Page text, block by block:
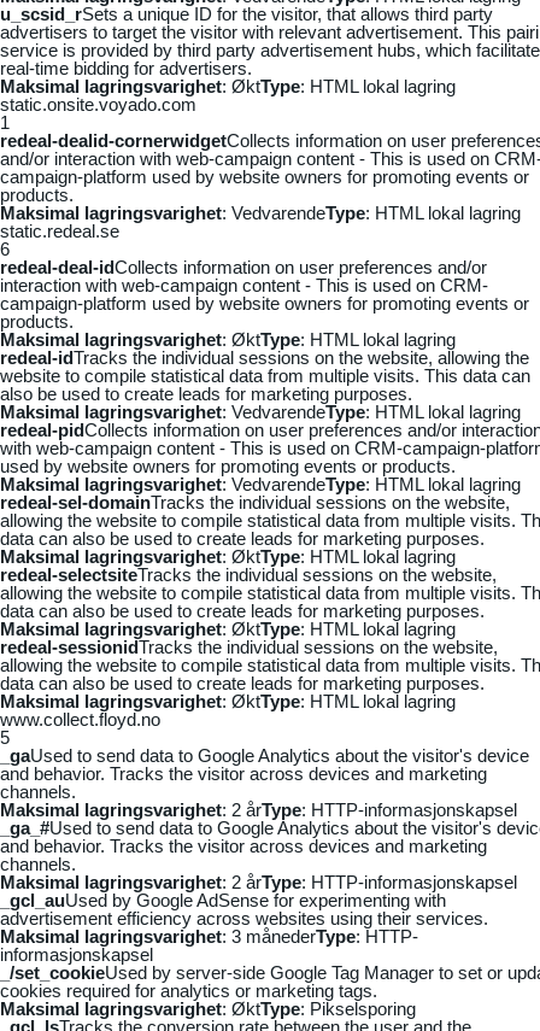
u_scsid_rSets a unique ID for the visitor, that allows third party
advertisers to target the visitor with relevant advertisement. This
service is provided by third party advertisement hubs, which
real-time bidding for advertisers.
Maksimal lagringsvarighet: ØktType: HTML lokal lagring
static.onsite.voyado.com
1
redeal-dealid-cornerwidgetCollects information on user
and/or interaction with web-campaign content - This is used on
campaign-platform used by website owners for promoting events or
products.
Maksimal lagringsvarighet: VedvarendeType: HTML lokal lagring
static.redeal.se
6
redeal-deal-idCollects information on user preferences and/or
interaction with web-campaign content - This is used on CRM-
campaign-platform used by website owners for promoting events or
products.
Maksimal lagringsvarighet: ØktType: HTML lokal lagring
redeal-idTracks the individual sessions on the website, allowing the
website to compile statistical data from multiple visits. This data can
also be used to create leads for marketing purposes.
Maksimal lagringsvarighet: VedvarendeType: HTML lokal lagring
redeal-pidCollects information on user preferences and/or
with web-campaign content - This is used on CRM-campaign-
used by website owners for promoting events or products.
Maksimal lagringsvarighet: VedvarendeType: HTML lokal lagring
redeal-sel-domainTracks the individual sessions on the website,
allowing the website to compile statistical data from multiple visits.
data can also be used to create leads for marketing purposes.
Maksimal lagringsvarighet: ØktType: HTML lokal lagring
redeal-selectsiteTracks the individual sessions on the website,
allowing the website to compile statistical data from multiple visits.
data can also be used to create leads for marketing purposes.
Maksimal lagringsvarighet: ØktType: HTML lokal lagring
redeal-sessionidTracks the individual sessions on the website,
allowing the website to compile statistical data from multiple visits.
data can also be used to create leads for marketing purposes.
Maksimal lagringsvarighet: ØktType: HTML lokal lagring
www.collect.floyd.no
5
_gaUsed to send data to Google Analytics about the visitor's device
and behavior. Tracks the visitor across devices and marketing
channels.
Maksimal lagringsvarighet: 2 årType: HTTP-informasjonskapsel
_ga_#Used to send data to Google Analytics about the visitor's
and behavior. Tracks the visitor across devices and marketing
channels.
Maksimal lagringsvarighet: 2 årType: HTTP-informasjonskapsel
_gcl_auUsed by Google AdSense for experimenting with
advertisement efficiency across websites using their services.
Maksimal lagringsvarighet: 3 månederType: HTTP-
informasjonskapsel
_/set_cookieUsed by server-side Google Tag Manager to set or
cookies required for analytics or marketing tags.
Maksimal lagringsvarighet: ØktType: Pikselsporing
_gcl_lsTracks the conversion rate between the user and the